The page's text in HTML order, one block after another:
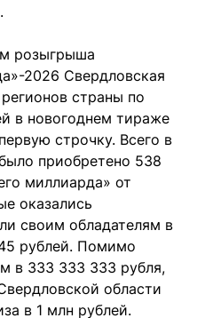
розыгрыша
2026 Свердловская
страны по
в новогоднем тираже
строчку. Всего в
приобретено 538
миллиарда» от
оказались
своим обладателям в
рублей. Помимо
в 333 333 333 рубля,
области
в 1 млн рублей.